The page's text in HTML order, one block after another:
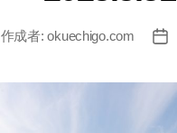
作成者:okuechigo.com
投